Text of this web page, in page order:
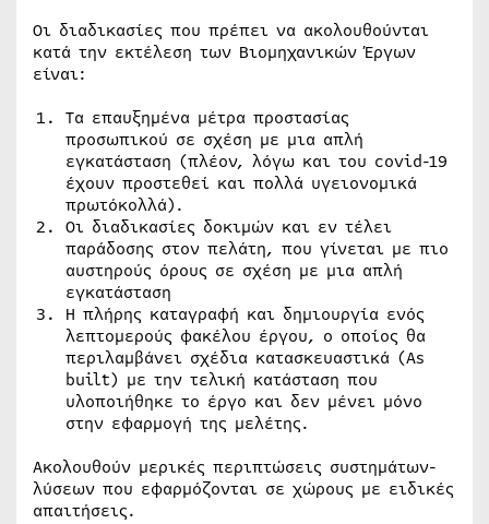
Οι διαδικασίες που πρέπει να ακολουθούνται
κατά την εκτέλεση των Βιομηχανικών Έργων
είναι:
Τα επαυξημένα μέτρα προστασίας
προσωπικού σε σχέση με μια απλή
εγκατάσταση (πλέον, λόγω και του covid-19
έχουν προστεθεί και πολλά υγειονομικά
πρωτόκολλά).
Οι διαδικασίες δοκιμών και εν τέλει
παράδοσης στον πελάτη, που γίνεται με πιο
αυστηρούς όρους σε σχέση με μια απλή
εγκατάσταση
Η πλήρης καταγραφή και δημιουργία ενός
λεπτομερούς φακέλου έργου, ο οποίος θα
περιλαμβάνει σχέδια κατασκευαστικά (As
built) με την τελική κατάσταση που
υλοποιήθηκε το έργο και δεν μένει μόνο
στην εφαρμογή της μελέτης.
Ακολουθούν μερικές περιπτώσεις συστημάτων-
λύσεων που εφαρμόζονται σε χώρους με ειδικές
απαιτήσεις.